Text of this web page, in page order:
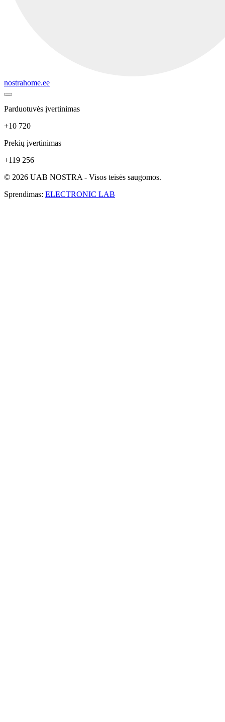
nostrahome.ee
Parduotuvės įvertinimas
+10 720
Prekių įvertinimas
+119 256
© 2026 UAB NOSTRA - Visos teisės saugomos.
Sprendimas: ELECTRONIC LAB